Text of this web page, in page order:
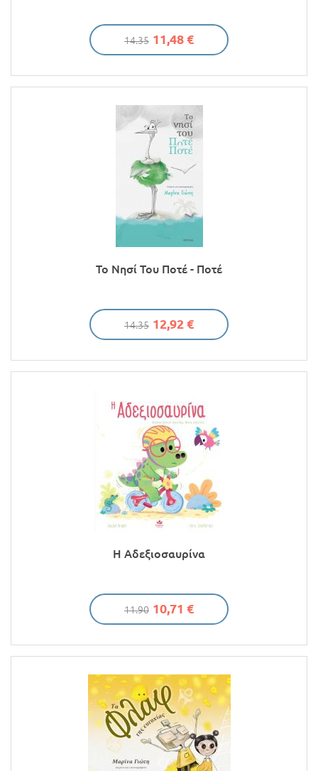
14.35 11,48 €
Το Νησί Του Ποτέ - Ποτέ
14.35 12,92 €
Η Αδεξιοσαυρίνα
11.90 10,71 €